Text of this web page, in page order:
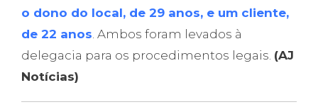
o dono do local, de 29 anos, e um cliente,
de 22 anos. Ambos foram levados à
delegacia para os procedimentos legais. (AJ
Notícias)